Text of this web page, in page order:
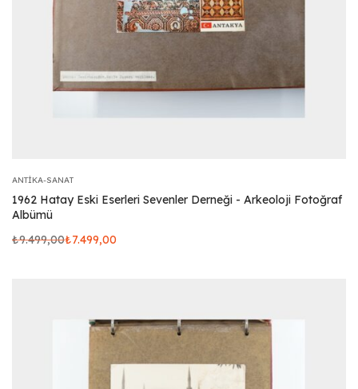
ANTIKA-SANAT
1962 Hatay Eski Eserleri Sevenler Derneği - Arkeoloji Fotoğraf
Albümü
₺9.499,00₺7.499,00